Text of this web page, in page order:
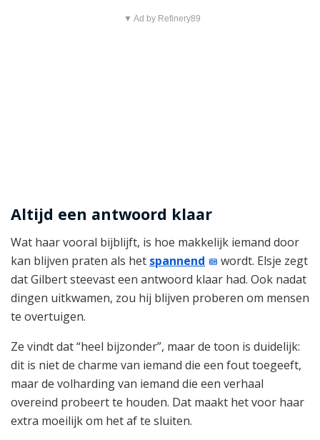
▼ Ad by Refinery89
Altijd een antwoord klaar
Wat haar vooral bijblijft, is hoe makkelijk iemand door
kan blijven praten als het spannend
wordt. Elsje zegt
dat Gilbert steevast een antwoord klaar had. Ook nadat
dingen uitkwamen, zou hij blijven proberen om mensen
te overtuigen.
Ze vindt dat “heel bijzonder”, maar de toon is duidelijk:
dit is niet de charme van iemand die een fout toegeeft,
maar de volharding van iemand die een verhaal
overeind probeert te houden. Dat maakt het voor haar
extra moeilijk om het af te sluiten.